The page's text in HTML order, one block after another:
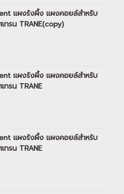
แผงรังผึ้ง แผงคอยล์สำหรับ
ทรน TRANE(copy)
แผงรังผึ้ง แผงคอยล์สำหรับ
ทรน TRANE
แผงรังผึ้ง แผงคอยล์สำหรับ
ทรน TRANE